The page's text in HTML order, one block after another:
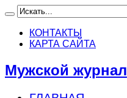
КОНТАКТЫ
КАРТА САЙТА
Мужской журнал